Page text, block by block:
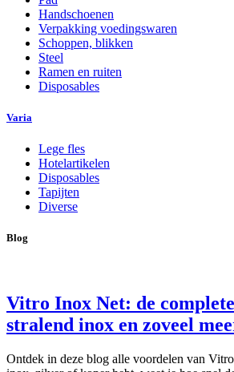
Handschoenen
Verpakking voedingswaren
Schoppen, blikken
Steel
Ramen en ruiten
Disposables
Varia
Lege fles
Hotelartikelen
Disposables
Tapijten
Diverse
Blog
Vitro Inox Net: de
stralend inox en zoveel
Ontdek in deze blog alle voordelen van